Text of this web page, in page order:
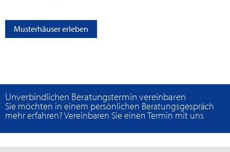
Musterhäuser erleben
Unverbindlichen Beratungstermin vereinbaren
Sie möchten in einem persönlichen Beratungsgespräch
mehr erfahren? Vereinbaren Sie einen Termin mit uns